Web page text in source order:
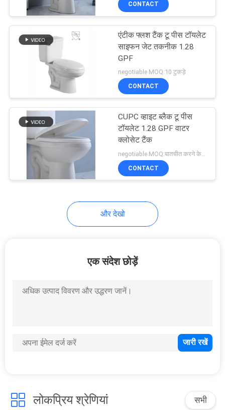
सीयूपीसी शौचालय
एडीए आराम ऊंचाई
शौचालय
दीवार लटका शौचालय
फार्महाउस किचन सिंक
CONTACT
एंटीक फ्लश टैंक टू पीस टॉयलेट
साइफन जेट तकनीक 1.28
GPF
negotiable MOQ:10 टुकड़े
CONTACT
CUPC व्हाइट ब्लैक टू पीस
टॉयलेट 1.28 GPF वाटर
क्लोसेट टैंक
negotiable MOQ:बातचीत करने के लिए
CONTACT
और देखो
एक संदेश छोड़ें
लोकप्रिय श्रेणियां सभी